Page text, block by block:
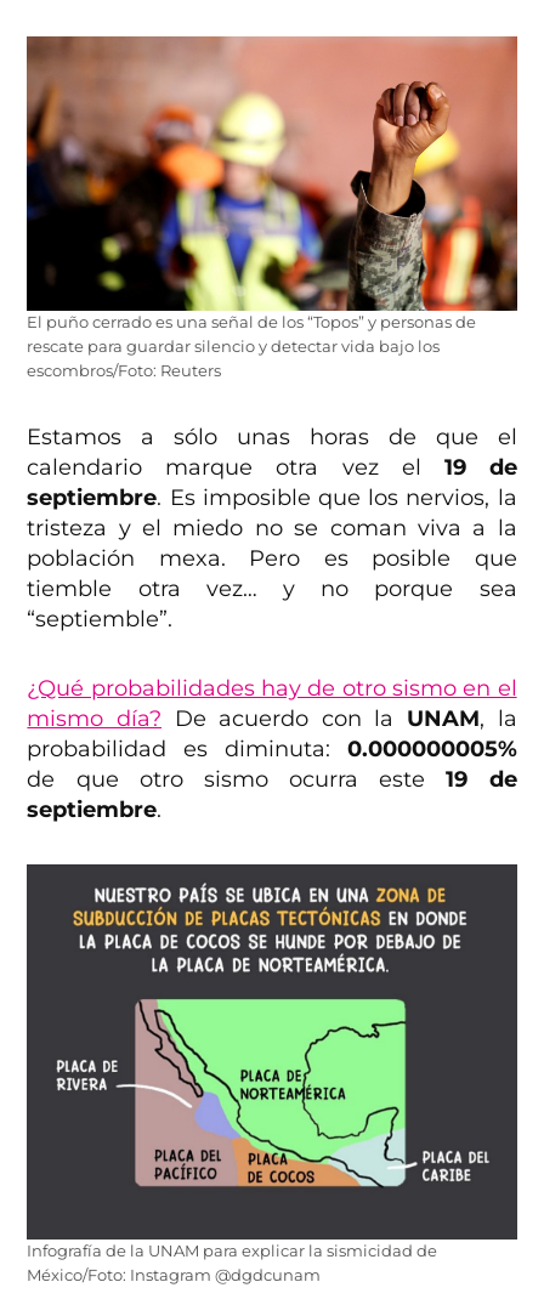
El puño cerrado es una señal de los “Topos” y personas de
rescate para guardar silencio y detectar vida bajo los
escombros/Foto: Reuters
Estamos a sólo unas horas de que el
calendario marque otra vez el 19 de
septiembre. Es imposible que los nervios, la
tristeza y el miedo no se coman viva a la
población mexa. Pero es posible que
tiemble otra vez… y no porque sea
“septiemble”.
¿Qué probabilidades hay de otro sismo en el
mismo día? De acuerdo con la UNAM, la
probabilidad es diminuta: 0.000000005%
de que otro sismo ocurra este19 de
septiembre.
Infografía de la UNAM para explicar la sismicidad de
México/Foto: Instagram @dgdcunam